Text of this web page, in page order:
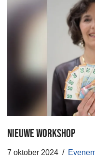
Nieuwe workshop
7 oktober 2024